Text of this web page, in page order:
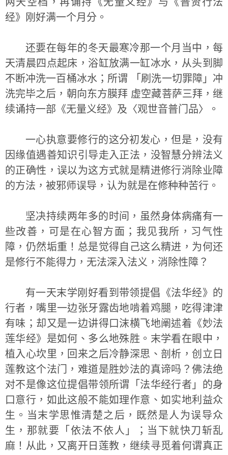
两天空档，再诵持《无量义经》与《普贤行法
经》刚好满一个月分。
还要在每年的冬天最寒冷那一个月当中，每
天清晨四点起床，浴缸放满一缸冰水，从头到脚
不断冲洗一百桶冰水；所谓 「刷洗一切罪障」冲
洗完毕之后，朝向东方膜拜 虚空藏菩萨三拜，继
续诵持一部《无量义经》及〈观世音普门品〉。
一心执意要修行的这分初发心，但是，没有
因缘值遇善知识引导走入正法，没智慧分辨法义
的正确性，误以为这方式就是精进修行消除业障
的方法，被邪师误导，认为就是在修种种苦行。
坚决持续两年多的时间，虽然身体病痛有一
些改善，可是在心智方面；我见我所，习气性
障，仍然垢重！总是觉得自己这么精进，为何还
是修行不能得力，无法深入法义，消除性障？
有一天末学刚好看到带领提倡《法华经》的
行者，嘴里一边张牙露齿地啃着鸡腿，吃得津津
有味；却又是一边讲得口沫横飞地阐述着《妙法
莲华经》是如何、多么地殊胜。末学看在眼中，
植入心坎里，回来之后冷静深思、剖析，创立日
莲教这个法门，难道是胜妙法的真谛吗？佛法绝
对不是像这位提倡带领所谓「法华经行者」的身
口意行，如此这般不能如理作意、如实地利益众
生。当末学思惟清楚之后，既然是人为误导众
生，那就要「依法不依人」；当下就快刀斩乱
麻！从此，又离开日莲教，继续寻觅着何谓真正